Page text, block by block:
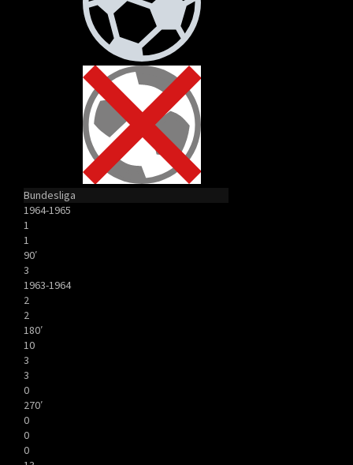
Bundesliga
1964-1965
1
1
90′
3
1963-1964
2
2
180′
10
3
3
0
270′
0
0
0